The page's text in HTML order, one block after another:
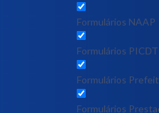
Formulários NAAP
Formulários PICDT
Formulários
Formulários